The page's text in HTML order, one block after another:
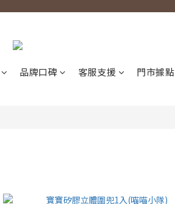
品牌口碑 客服支援 門市據點